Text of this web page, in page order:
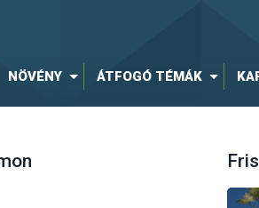
NÖVÉNY ÁTFOGÓ TÉMÁK